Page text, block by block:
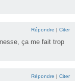
Répondre | Citer
ça me fait trop
Répondre | Citer